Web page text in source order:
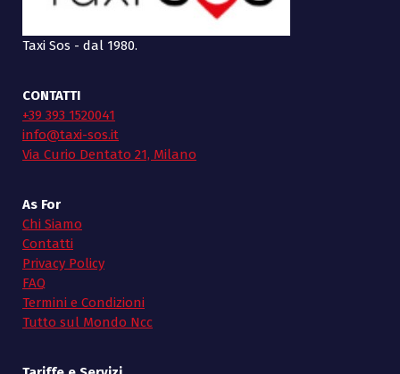
Taxi Sos - dal 1980.
CONTATTI
+39 393 1520041
info@taxi-sos.it
Via Curio Dentato 21, Milano
As For
Chi Siamo
Contatti
Privacy Policy
FAQ
Termini e Condizioni
Tutto sul Mondo Ncc